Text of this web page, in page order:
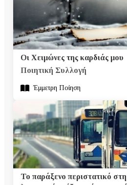
Οι Χειμώνες της καρδιάς μου
Ποιητική Συλλογή
Έμμετρη Ποίηση
Το παράξενο περιστατικό